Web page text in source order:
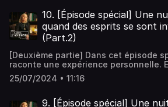
symbolisme. Plongez ensuite dans le
ces médiums aveugles au service
vivants, dont la formation extrême et
mystérieuses défient
par Sandy Lakdar.Réalisation par Willy
Sound Effects © ArtlistLe Salon
ProductionHébergé par Audiomeans.
audiomeans.fr/politique-de-
10. [Épisode spécial] Une
quand des esprits se sont
(Part.2)
[Deuxième partie] Dans cet épisode
raconte une expérience personnelle.
qu'enquêtrice en paranormal, le
ma vie quotidienne, mais cette nuit-
découvrir les détails troublants de
25/07/2024 • 11:16
9. [Épisode spécial] Une